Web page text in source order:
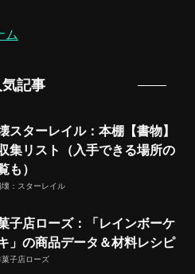
ム
気記事
スターレイル：本棚【書物】
集リスト（入手できる場所の
も）
壊：スターレイル
子店ローズ：「レインボーケ
」の商品データ＆材料レシピ
菓子店ローズ